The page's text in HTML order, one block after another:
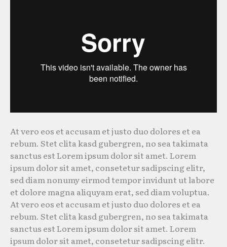
At vero eos et accusam et justo duo dolores et ea
rebum. Stet clita kasd gubergren, no sea takimata
sanctus est Lorem ipsum dolor sit amet. Lorem
ipsum dolor sit amet, consetetur sadipscing elitr,
sed diam nonumy eirmod tempor invidunt ut labore
et dolore magna aliquyam erat, sed diam voluptua.
At vero eos et accusam et justo duo dolores et ea
rebum. Stet clita kasd gubergren, no sea takimata
sanctus est Lorem ipsum dolor sit amet. Lorem
ipsum dolor sit amet, consetetur sadipscing elitr.